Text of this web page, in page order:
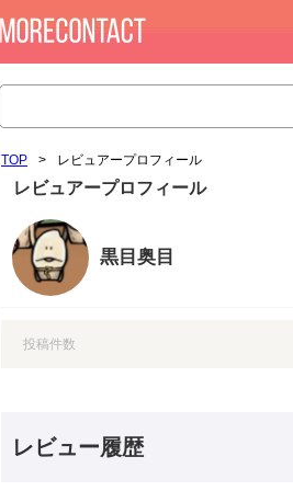
TOP > レビュアープロフィール
レビュアープロフィール
黒目奥目
投稿件数
レビュー履歴